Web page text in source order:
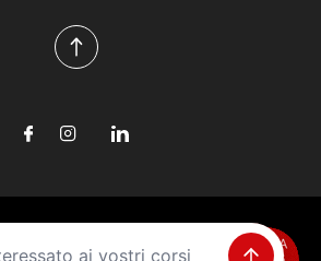
Biotec S.r.l. All rights reserved.
ai vostri corsi